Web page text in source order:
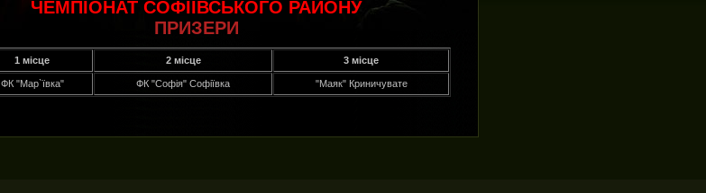
ЧЕМПІОНАТ СОФІЇВСЬКОГО РАЙОНУ
ПРИЗЕРИ
1 місце 2 місце 3 місце
ФК "Мар`ївка" ФК "Софія" Софіївка "Маяк" Криничувате